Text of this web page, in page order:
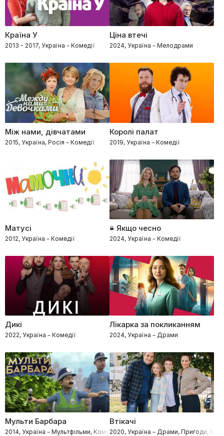
Країна У
2013 - 2017, Україна – Комедії
Ціна втечі
2024, Україна – Мелодрами
Між нами, дівчатами
2015, Україна, Росія – Комедії
Королі палат
2019, Україна – Комедії
Матусі
2012, Україна – Комедії
Якщо чесно
2024, Україна – Комедії
Дикі
2022, Україна – Комедії
Лікарка за покликанням
2024, Україна – Драми
Мульти Барбара
2014, Україна – Мультфільми, Комедії
Втікачі
2020, Україна – Драми, Пригоди,